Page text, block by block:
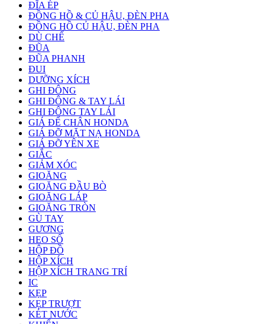
ĐĨA ÉP
ĐỒNG HỒ & CỦ HẬU, ĐÈN PHA
ĐỒNG HỒ CỦ HẬU, ĐÈN PHA
DÙ CHẾ
ĐŨA
ĐŨA PHANH
ĐUI
DƯỠNG XÍCH
GHI ĐÔNG
GHI ĐÔNG & TAY LÁI
GHI ĐÔNG TAY LÁI
GIÁ ĐỂ CHÂN HONDA
GIÁ ĐỠ MẶT NẠ HONDA
GIÁ ĐỠ YÊN XE
GIẮC
GIẢM XÓC
GIOĂNG
GIOĂNG ĐẦU BÒ
GIOĂNG LÁP
GIOĂNG TRÒN
GÙ TAY
GƯƠNG
HEO SỐ
HỘP ĐỒ
HỘP XÍCH
HỘP XÍCH TRANG TRÍ
IC
KẸP
KẸP TRƯỢT
KÉT NƯỚC